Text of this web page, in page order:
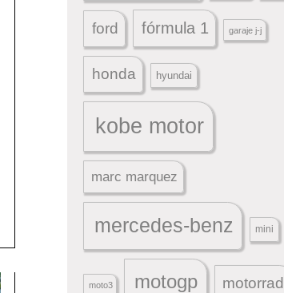
ford fórmula 1 garaje j-j
honda hyundai
kobe motor
marc marquez
mercedes-benz mini
moto3 motogp motorrad